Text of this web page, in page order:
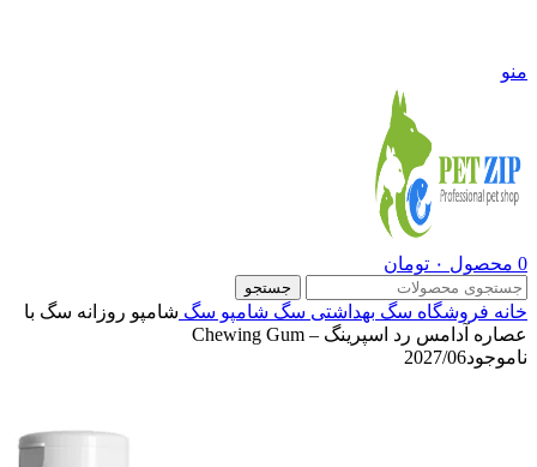
منو
0 محصول ۰ تومان
جستجو
خانه فروشگاه سگ بهداشتی سگ شامپو سگ شامپو روزانه سگ با
عصاره آدامس رد اسپرینگ – Chewing Gum
ناموجود2027/06